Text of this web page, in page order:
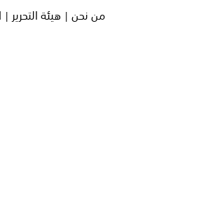
من نحن | هيئة التحرير |